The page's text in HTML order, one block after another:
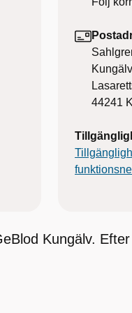
Kungälv
44241
Kungälv.